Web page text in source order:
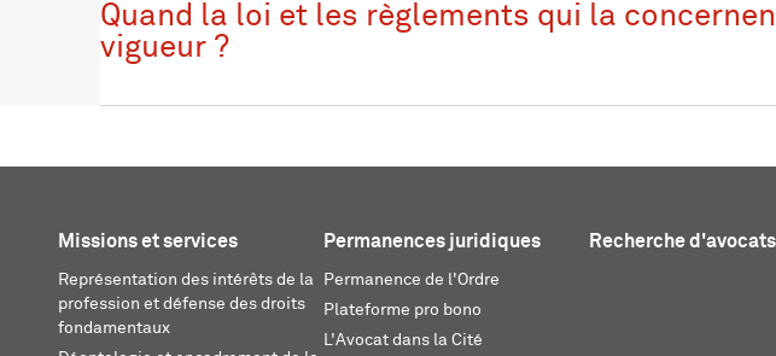
Quand la loi et les règlements qui la
vigueur ?
Missions et services
Représentation des intérêts de la
profession et défense des droits
fondamentaux
Permanences juridiques
Permanence de l'Ordre
Plateforme pro bono
L'Avocat dans la Cité
Recherche d'avocats